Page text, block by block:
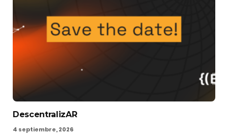
4 septiembre, 2026
DescentralizAR